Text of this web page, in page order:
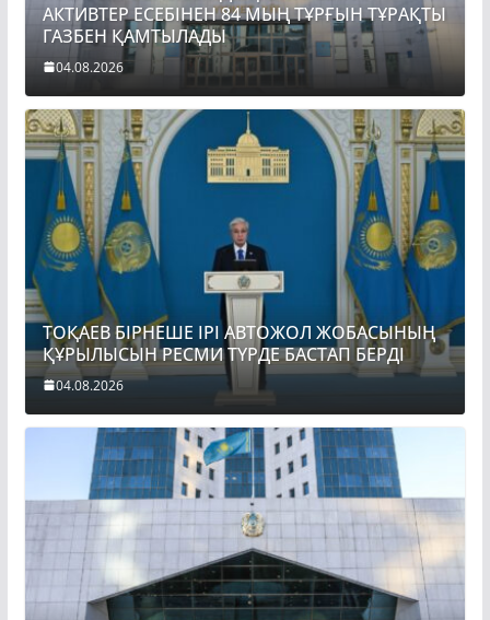
АКТИВТЕР ЕСЕБІНЕН 84 МЫҢ ТҰРҒЫН ТҰРАҚТЫ
ГАЗБЕН ҚАМТЫЛАДЫ
04.08.2026
ТОҚАЕВ БІРНЕШЕ ІРІ АВТОЖОЛ ЖОБАСЫНЫҢ
ҚҰРЫЛЫСЫН РЕСМИ ТҮРДЕ БАСТАП БЕРДІ
04.08.2026